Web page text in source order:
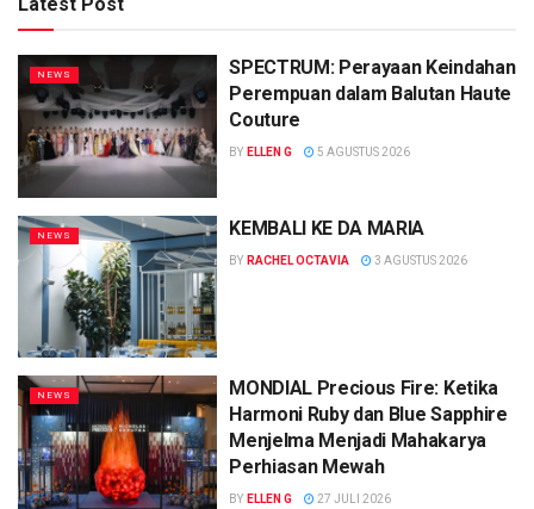
NEWS
SPECTRUM: Perayaan Keindahan
Perempuan dalam Balutan Haute
Couture
BY ELLEN G 5 AGUSTUS 2026
NEWS KEMBALI KE DA MARIA
BY RACHEL OCTAVIA 3 AGUSTUS 2026
NEWS
MONDIAL Precious Fire: Ketika
Harmoni Ruby dan Blue Sapphire
Menjelma Menjadi Mahakarya
Perhiasan Mewah
BY ELLEN G 27 JULI 2026